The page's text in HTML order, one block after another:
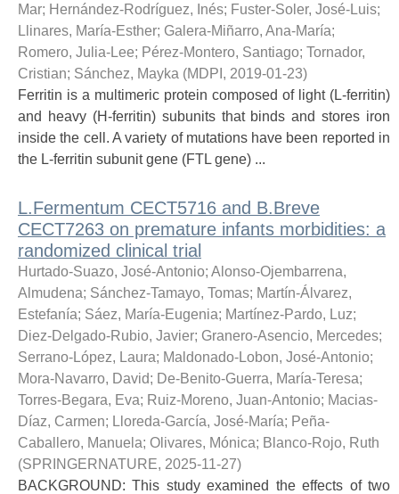
Mar; Hernández-Rodríguez, Inés; Fuster-Soler, José-Luis;
Llinares, María-Esther; Galera-Miñarro, Ana-María;
Romero, Julia-Lee; Pérez-Montero, Santiago; Tornador,
Cristian; Sánchez, Mayka (MDPI , 2019-01-23)
Ferritin is a multimeric protein composed of light (L-ferritin)
and heavy (H-ferritin) subunits that binds and stores iron
inside the cell. A variety of mutations have been reported in
the L-ferritin subunit gene (FTL gene) ...
L.Fermentum CECT5716 and B.Breve
CECT7263 on premature infants morbidities: a
randomized clinical trial
Hurtado-Suazo, José-Antonio; Alonso-Ojembarrena,
Almudena; Sánchez-Tamayo, Tomas; Martín-Álvarez,
Estefanía; Sáez, María-Eugenia; Martínez-Pardo, Luz;
Diez-Delgado-Rubio, Javier; Granero-Asencio, Mercedes;
Serrano-López, Laura; Maldonado-Lobon, José-Antonio;
Mora-Navarro, David; De-Benito-Guerra, María-Teresa;
Torres-Begara, Eva; Ruiz-Moreno, Juan-Antonio; Macias-
Díaz, Carmen; Lloreda-García, José-María; Peña-
Caballero, Manuela; Olivares, Mónica; Blanco-Rojo, Ruth
(SPRINGERNATURE, 2025-11-27)
BACKGROUND: This study examined the effects of two